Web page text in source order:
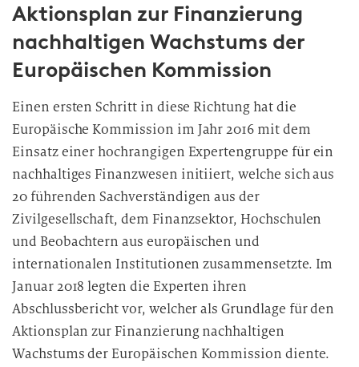
Aktionsplan zur Finanzierung
nachhaltigen Wachstums der
Europäischen Kommission
Einen ersten Schritt in diese Richtung hat die
Europäische Kommission im Jahr 2016 mit dem
Einsatz einer hochrangigen Expertengruppe für ein
nachhaltiges Finanzwesen initiiert, welche sich aus
20 führenden Sachverständigen aus der
Zivilgesellschaft, dem Finanzsektor, Hochschulen
und Beobachtern aus europäischen und
internationalen Institutionen zusammensetzte. Im
Januar 2018 legten die Experten ihren
Abschlussbericht vor, welcher als Grundlage für den
Aktionsplan zur Finanzierung nachhaltigen
Wachstums der Europäischen Kommission diente.